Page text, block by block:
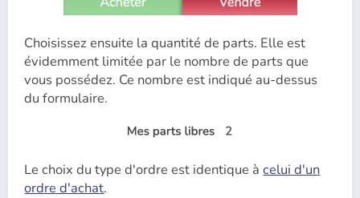
Choisissez ensuite la quantité de parts. Elle est
évidemment limitée par le nombre de parts que
vous possédez. Ce nombre est indiqué au-dessus
du formulaire.
Le choix du type d'ordre est identique àcelui d'un
ordre d'achat.